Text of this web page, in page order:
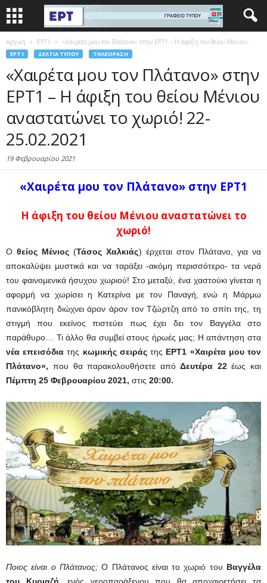
Αρχική EΡΤ1 «Χαιρέτα μου τον Πλάτανο» στην ΕΡΤ1 – Η άφιξη του θείου Μένιου...
EΡΤ1 ΔΕΛΤΊΑ ΤΎΠΟΥ ΤΗΛΕΌΡΑΣΗ
«Χαιρέτα μου τον Πλάτανο» στην
ΕΡΤ1 – Η άφιξη του θείου Μένιου
αναστατώνει το χωριό! 22-
25.02.2021
19 Φεβρουαρίου 2021
«Χαιρέτα μου τον Πλάτανο» στην ΕΡΤ1
Η άφιξη του θείου Μένιου αναστατώνει το
χωριό!
Οθείος Μένιος (Τάσος Χαλκιάς) έρχεται στον Πλάτανο, για να
αποκαλύψει μυστικά και να ταράξει -ακόμη περισσότερο- τα νερά
του φαινομενικά ήσυχου χωριού! Στο μεταξύ, ένα χαστούκι γίνεται η
αφορμή να χωρίσει η Κατερίνα με τον Παναγή, ενώ η Μάρμω
πανικόβλητη διώχνει άρον άρον τον Τζώρτζη από το σπίτι της, τη
στιγμή που εκείνος πιστεύει πως έχει δει τον Βαγγέλα στο
παράθυρο… Τι άλλο θα συμβεί στους ήρωές μας; Η απάντηση στα
νέα επεισόδια της κωμικής σειράςτης ΕΡΤ1 «Χαιρέτα μου τον
Πλάτανο», που θα παρακολουθήσετε από Δευτέρα 22έως και
Πέμπτη 25 Φεβρουαρίου 2021, στις 20:00.
Ποιος είναι ο Πλάτανος;Ο Πλάτανος είναι το χωριό του Βαγγέλα